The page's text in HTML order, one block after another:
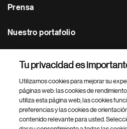
Prensa
Nuestro portafolio
Footer Site Search
Tu privacidad es
Utilizamos cookies para mejorar su
páginas web: las cookies de
utiliza esta página web, las cookies
preferencias y las cookies de
contenido relevante para usted.